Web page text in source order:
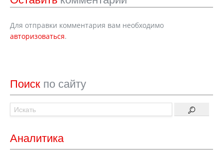
Для отправки комментария вам необходимо
авторизоваться.
Поиск по сайту
Аналитика